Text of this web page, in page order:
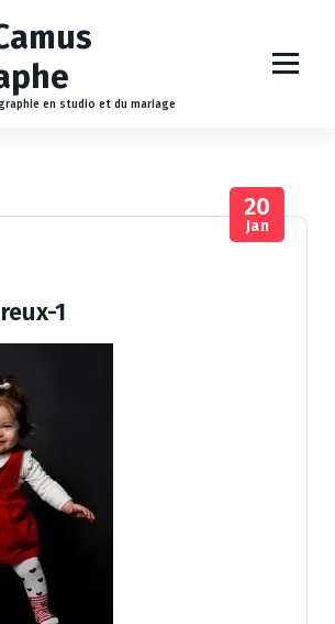
en studio et du mariage
20
Jan
1